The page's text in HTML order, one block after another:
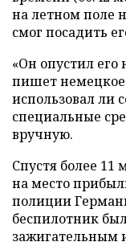
на летном поле
смог посадить
«Он опустил его
пишет немецкое
использовал ли
специальные
вручную.
Спустя более
на место
полиции
беспилотник
зажигательным